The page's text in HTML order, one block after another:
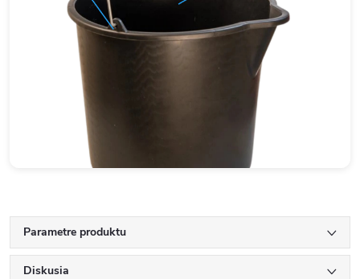
Parametre produktu
Diskusia